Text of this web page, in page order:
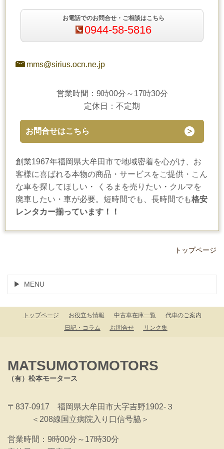
お電話でのお問合せ・ご相談はこちら
0944-58-5816
mms@sirius.ocn.ne.jp
営業時間：9時00分～17時30分
定休日：不定期
お問合せはこちら
創業1967年福岡県大牟田市で地域密着を心がけ、お
客様に喜ばれる本物の商品・サービスをご提供・こん
な車を探してほしい・ くるまを売りたい・クルマを
廃車したい・車が必要。短時間でも、長時間でも格安
レンタカー揃っています！！
トップページ
MENU
トップページ お役立ち情報 中古車在庫一覧
代車のご案内
日記・コラム
お問合せ リンク集
MATSUMOTOMOTORS
（有）松本モータース
〒837-0917 福岡県大牟田市大字吉野1902-３
＜208線国立病院入り口信号脇＞
営業時間：9時00分～17時30分